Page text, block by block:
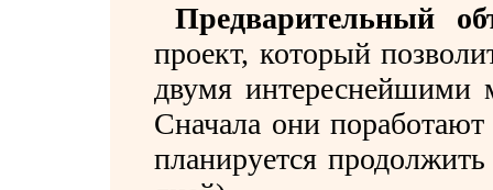
Предварительный
проект, который
двумя интереснейшими
Сначала они
планируется